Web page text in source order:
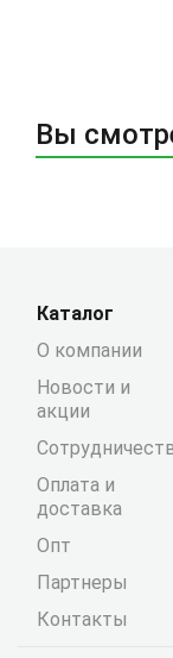
Вы
Каталог
О компании
Новости и
акции
Оплата и
доставка
Опт
Партнеры
Контакты